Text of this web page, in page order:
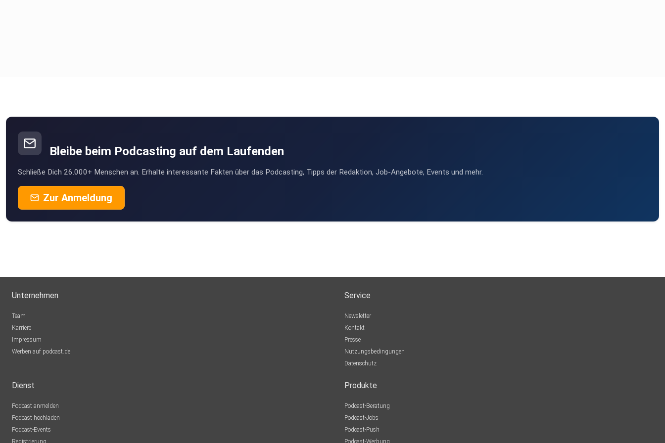
Bleibe beim Podcasting auf dem Laufenden
Schließe Dich 26.000+ Menschen an. Erhalte interessante Fakten über das Podcasting, Tipps der Redaktion, Job-Angebote, Events und mehr.
Zur Anmeldung
Unternehmen
Team
Karriere
Impressum
Werben auf podcast.de
Service
Newsletter
Kontakt
Presse
Nutzungsbedingungen
Datenschutz
Dienst
Podcast anmelden
Podcast hochladen
Podcast-Events
Registrierung
Produkte
Podcast-Beratung
Podcast-Jobs
Podcast-Push
Podcast-Werbung